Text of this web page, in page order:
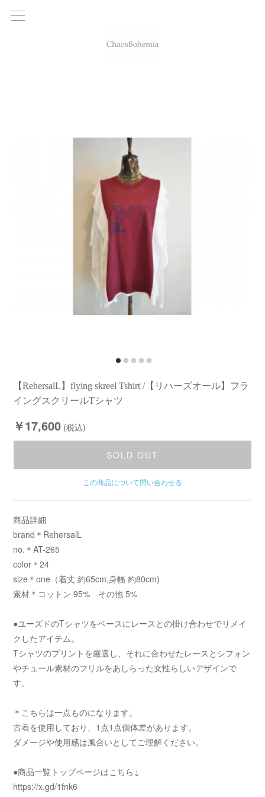
【RehersalL】flying skreel Tshirt /【リハーズオール】フラ
イングスクリールTシャツ
￥17,600 (税込)
SOLD OUT
この商品について問い合わせる
商品詳細
brand＊RehersalL
no.＊AT-265
color＊24
size＊one（着丈 約65cm,身幅 約80cm)
素材＊コットン 95% その他 5%
●ユーズドのTシャツをベースにレースとの掛け合わせでリメイ
クしたアイテム。
Tシャツのプリントを厳選し、それに合わせたレースとシフォン
やチュール素材のフリルをあしらった女性らしいデザインで
す。
＊こちらは一点ものになります。
古着を使用しており、1点1点個体差があります。
ダメージや使用感は風合いとしてご理解ください。
●商品一覧トップページはこちら↓
https://x.gd/1fnk6